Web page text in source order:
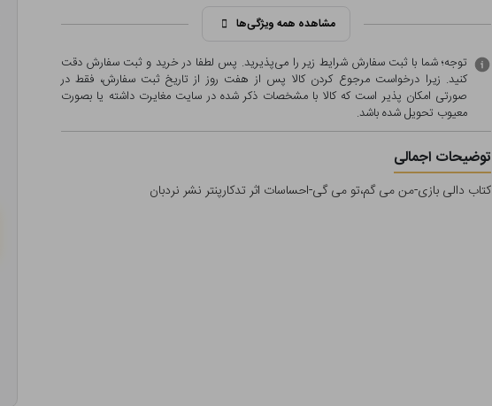
مشاهده همه ویژگی‌ها
توجه؛ شما با ثبت سفارش شرایط زیر را می‌پذیرید. پس لطفا در خرید و ثبت سفارش دقت
کنید. زیرا درخواست مرجوع کردن کالا پس از هفت روز از تاریخ ثبت سفارش، فقط در
صورتی امکان پذیر است که کالا با مشخصات ذکر شده در سایت مغایرت داشته یا بصورت
معيوب تحویل شده باشد.
توضیحات اجمالی
کتاب دالی بازی-من می گم،تو می گی-احساسات اثر تدکارپنتر نشر نردبان